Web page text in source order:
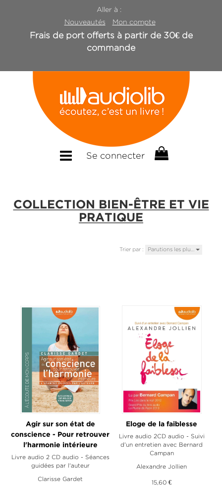
Aller à :
Nouveautés
Mon compte
Frais de port offerts à partir de 30€ de
commande
Se connecter
COLLECTION BIEN-ÊTRE ET VIE
PRATIQUE
Trier par : Parutions les plu…
Agir sur son état de
conscience - Pour retrouver
l'harmonie intérieure
Livre audio 2 CD audio - Séances
guidées par l'auteur
Clarisse Gardet
Eloge de la faiblesse
Livre audio 2CD audio - Suivi
d'un entretien avec Bernard
Campan
Alexandre Jollien
15,60 €